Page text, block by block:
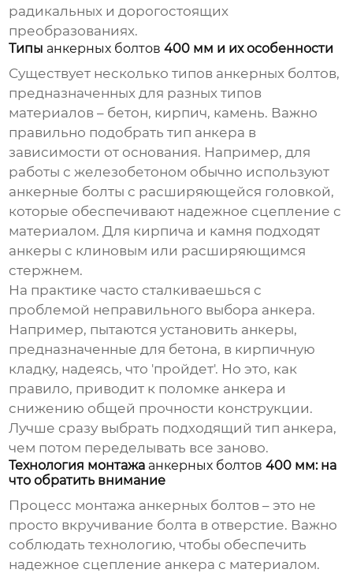
радикальных и дорогостоящих
преобразованиях.
Типы анкерных болтов 400 мм и их особенности
Существует несколько типов анкерных болтов,
предназначенных для разных типов
материалов – бетон, кирпич, камень. Важно
правильно подобрать тип анкера в
зависимости от основания. Например, для
работы с железобетоном обычно используют
анкерные болты с расширяющейся головкой,
которые обеспечивают надежное сцепление с
материалом. Для кирпича и камня подходят
анкеры с клиновым или расширяющимся
стержнем.
На практике часто сталкиваешься с
проблемой неправильного выбора анкера.
Например, пытаются установить анкеры,
предназначенные для бетона, в кирпичную
кладку, надеясь, что 'пройдет'. Но это, как
правило, приводит к поломке анкера и
снижению общей прочности конструкции.
Лучше сразу выбрать подходящий тип анкера,
чем потом переделывать все заново.
Технология монтажа анкерных болтов 400 мм: на
что обратить внимание
Процесс монтажа анкерных болтов – это не
просто вкручивание болта в отверстие. Важно
соблюдать технологию, чтобы обеспечить
надежное сцепление анкера с материалом.